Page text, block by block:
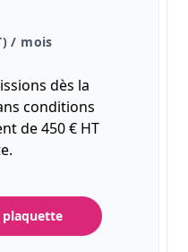
/ mois
dès la
conditions
de 450 € HT
plaquette